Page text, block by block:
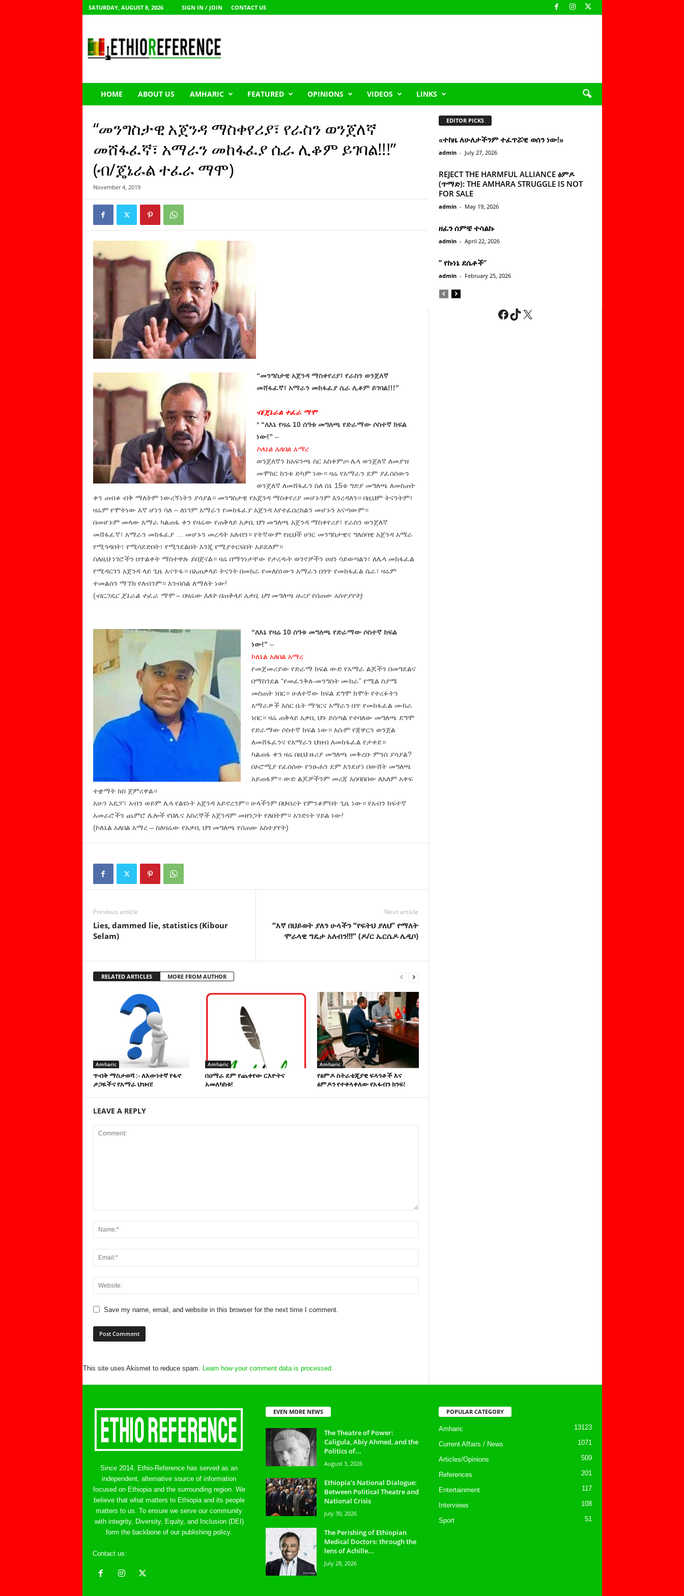
SATURDAY, AUGUST 8, 2026 SIGN IN / JOIN CONTACT US
h
HOME ABOUT US AMHARIC FEATURED OPINIONS VIDEOS LINKS
“መንግስታዊ አጀንዳ ማስቀየሪያ፣ የራስን ወንጀለኛ
መሸፋፈኛ፣ አማራን መከፋፈያ ሴራ ሊቆም ይገባል!!!”
(ብ/ጄኔራል ተፈራ ማሞ)
November 4, 2019
“መንግስታዊ አጀንዳ ማስቀየሪያ፣ የራስን ወንጀለኛ
መሸፋፈኛ፣ አማራን መከፋፈያ ሴራ ሊቆም ይገባል!!!”
ብ/ጄኔራል ተፈራ ማሞ
* “ለእኔ የዛሬ 10 ሰዓቱ መግለጫ የድራማው ሶስተኛ ክፍል
ነው!” –
ኮለኔል አለበል አማረ
ወንጀለኛን ከአፍንጫ ስር አስቀምጦ ሌላ ወንጀለኛ ለመያዝ
መሞከር ከንቱ ድካም ነው። ዛሬ የአማራን ደም ያፈሰሰውን
ወንጀለኛ ለመሸፋፈን ስለ ሰኔ 15ቱ ግድያ መግለጫ ለመስጠት
ቀን ጠብቆ ብቅ ማለትም ነውረኝነትን ያሳያል። መንግስታዊ የአጀንዳ ማስቀየሪያ መሆኑንም እንረዳለን። በዚህም ትናንትም፣
ዛሬም የሞትነው እኛ ሆነን ሳለ – ለነገም አማራን የመከፋፈያ አጀንዳ እየተፈበረከልን መሆኑን አናጣውም።
በመሆኑም መላው አማራ ካልጠፋ ቀን የዛሬው የጠቅላይ አቃቢ ህግ መግለጫ አጀንዳ ማስቀየሪያ፣ የራስን ወንጀለኛ
መሸፋፈኛ፣ አማራን መከፋፈያ … መሆኑን መረዳት አለብን። የትኛውም የዚህች ሀገር መንግስታዊና ግለሰባዊ አጀንዳ አማራ
የሚጎዳበት፣ የሚሳደድበት፣ የሚገደልበት እንጂ የሚያተርፍበት አይደለም።
ስለዚህ ነገሮችን በጥልቀት ማስተዋሉ ይበጀናል። ዛሬ በማንነታቸው የታረዱት ወገኖቻችን ሀዘን ሳይወጣልን፣ ለሌላ መከፋፈል
የሚዳርገን አጀንዳ ላይ ጊዜ አናጥፋ። በአጠቃላይ ትናንት በመከራ የመለስነውን አማራን በጎጥ የመከፋፈል ሴራ፣ ዛሬም
ተመልሰን ማኘክ የለብንም። እንብሰል ለማለት ነው!
(ብርጋዴር ጀኔራል ተፈራ ማሞ – በዛሬው እለት በጠቅላይ አቃቢ ህግ መግለጫ ዙሪያ የሰጠው አስተያየት)
“ለእኔ የዛሬ 10 ሰዓቱ መግለጫ የድራማው ሶስተኛ ክፍል
ነው!” –
ኮለኔል አለበል አማረ
የመጀመሪያው የድራማ ክፍል ውድ የአማራ ልጆችን በመግደልና
በማስገደል “የመፈንቅለ-መንግስት ሙከራ” የሚል ስያሜ
መስጠት ነበር። ሁለተኛው ክፍል ደግሞ ከሞት የተረፉትን
አማራዎች እስር ቤት ማጎርና አማራን በጥ የመከፋፈል ሙከራ
ነበር። ዛሬ ጠቅላይ አቃቢ ህጉ ይሰጣል የተባለው መግለጫ ደግሞ
የድራማው ሶስተኛ ክፍል ነው። እሱም የጃዋርን ወንጀል
ለመሸፋፈንና የአማራን ህዝብ ለመከፋፈል የታቀደ።
ካልጠፋ ቀን ዛሬ በዚህ ዙሪያ መግለጫ መቅረቡ ምንሰ ያሳያል?
በኦሮሚያ የፈሰሰው የንፁሐን ደም እንደሆነ በውሸት መግለጫ
አይጠፋም። ውድ ልጆቻችንም መረጃ አሰባስበው ለአለም አቀፍ
ተቋማት ክስ ጀምረዋል።
አሁን አዴፓ፣ አብን ወይም ሌላ የልዩነት አጀንዳ አይኖረንም። ሁላችንም በህብረት የምንቆምበት ጊዜ ነው። የአብን ከፍተኛ
አመራሮችን ጨምሮ ሌሎች የህሌና እስረኞች አጀንዳም መዘንጋት የለበትም። አንድነት ሃይል ነው!
(ኮለኔል አለበል አማረ – ስለዛሬው የአቃቢ ህግ መግለጫ የሰጠው አስተያየት)
Previous article
Lies, dammed lie, statistics (Kibour
Selam)
Next article
“እኛ በህይወት ያለን ሁላችን “የፍትህ ያለህ” የማለት
ሞራላዊ ግዴታ አለብን!!!” (ዶ/ር ኤርሴዶ ሌዲቦ)
RELATED ARTICLES MORE FROM AUTHOR
Amharic
ጥብቅ ማስታወሻ :- ለእውነተኛ የፋኖ
ታጋዬችና የአማራ ህዝብ!
Amharic
በዐማራ ደም የጨቀየው ርእዮትና
አመለካከቱ!
Amharic
የፅምዶ ስትራቴጂያዊ ፍላጎቶች እና
ፅምዶን የተቀላቀለው የአፋብን ክንፍ!
LEAVE A REPLY
Save my name, email, and website in this browser for the next time I comment.
This site uses Akismet to reduce spam. Learn how your comment data is processed.
EDITOR PICKS
«ተከዜ ለሁለታችንም ተፈጥሯዊ ወሰን ነው!»
admin - July 27, 2026
REJECT THE HARMFUL ALLIANCE ፅምዶ
(ጥማድ): THE AMHARA STRUGGLE IS NOT
FOR SALE
admin - May 19, 2026
ዘፈን ሰምቼ ተሳልኩ
admin - April 22, 2026
” የኩነኔ ደሴቶች’’
admin - February 25, 2026
Facebook
TikTok
X
Since 2014, Ethio-Reference has served as an
independent, alternative source of information
focused on Ethiopia and the surrounding region. We
believe that what matters to Ethiopia and its people
matters to us. To ensure we serve our community
with integrity, Diversity, Equity, and Inclusion (DEI)
form the backbone of our publishing policy.
Contact us:
EVEN MORE NEWS
The Theatre of Power:
Caligula, Abiy Ahmed, and the
Politics of...
August 3, 2026
Ethiopia’s National Dialogue:
Between Political Theatre and
National Crisis
July 30, 2026
The Perishing of Ethiopian
Medical Doctors: through the
lens of Achille...
July 28, 2026
POPULAR CATEGORY
Amharic 13123
Current Affairs / News 1071
Articles/Opinions 509
References 201
Entertainment 117
Interviews 108
Sport 51